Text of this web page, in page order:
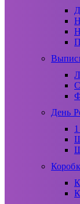
День